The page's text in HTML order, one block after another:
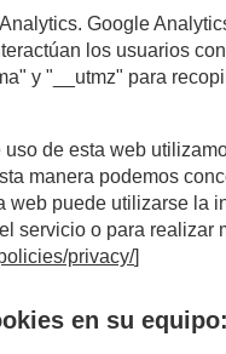
Google
los usuarios
y "__utmz" para
de esta web
manera podemos
web puede utilizarse la
servicio o para
privacy/]
en su